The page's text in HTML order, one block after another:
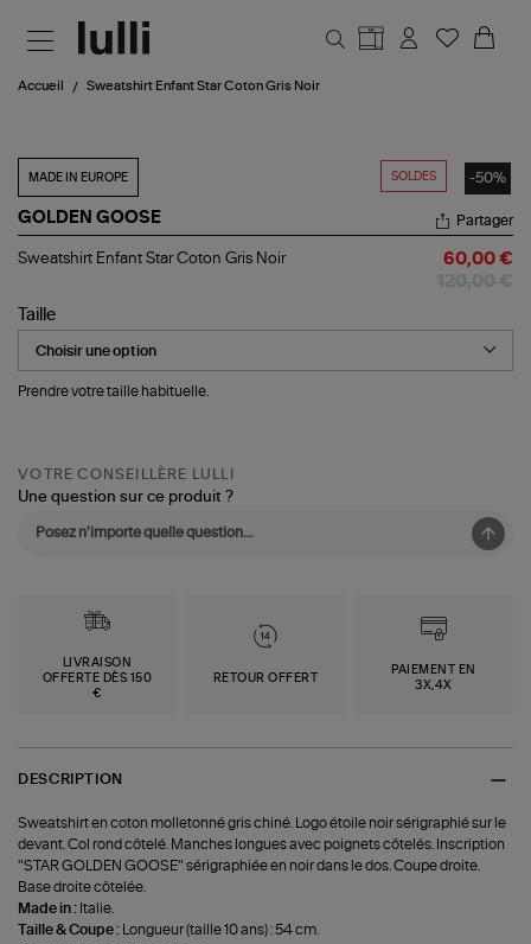
Accueil Sweatshirt Enfant Star Coton Gris Noir
SOLDES -50%
MADE IN EUROPE
GOLDEN GOOSE
Sweatshirt
Coton
Gris
Noir
Partager
Sweatshirt Enfant Star Coton Gris Noir 60,00 €
Taille
Prendre votre taille habituelle.
VOTRE CONSEILLÈRE LULLI
Une question sur ce produit ?
LIVRAISON
OFFERTE DÈS 150
€
RETOUR OFFERT
PAIEMENT EN
3X,4X
DESCRIPTION
Sweatshirt en coton molletonné gris chiné. Logo étoile noir sérigraphié sur le
devant. Col rond côtelé. Manches longues avec poignets côtelés. Inscription
"STAR GOLDEN GOOSE" sérigraphiée en noir dans le dos. Coupe droite.
Base droite côtelée.
Made in : Italie.
Taille & Coupe :
Longueur (taille 10 ans) : 54 cm.